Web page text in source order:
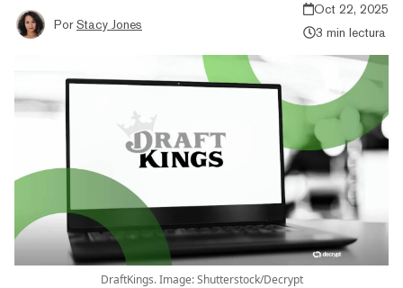
Por Stacy Jones
Oct 22, 2025
3 min lectura
DraftKings. Image: Shutterstock/Decrypt